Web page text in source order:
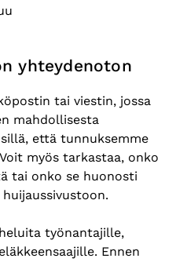
yhteydenoton
tai viestin, jossa
mahdollisesta
että tunnuksemme
myös tarkastaa, onko
tai onko se huonosti
työnantajille,
Ennen